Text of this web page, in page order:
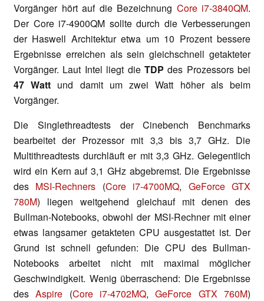
Vorgänger hört auf die Bezeichnung Core i7-3840QM.
Der Core i7-4900QM sollte durch die Verbesserungen
der Haswell Architektur etwa um 10 Prozent bessere
Ergebnisse erreichen als sein gleichschnell getakteter
Vorgänger. Laut Intel liegt die TDP des Prozessors bei
47 Watt und damit um zwei Watt höher als beim
Vorgänger.
Die Singlethreadtests der Cinebench Benchmarks
bearbeitet der Prozessor mit 3,3 bis 3,7 GHz. Die
Multithreadtests durchläuft er mit 3,3 GHz. Gelegentlich
wird ein Kern auf 3,1 GHz abgebremst. Die Ergebnisse
des MSI-Rechners (Core i7-4700MQ, GeForce GTX
780M) liegen weitgehend gleichauf mit denen des
Bullman-Notebooks, obwohl der MSI-Rechner mit einer
etwas langsamer getakteten CPU ausgestattet ist. Der
Grund ist schnell gefunden: Die CPU des Bullman-
Notebooks arbeitet nicht mit maximal möglicher
Geschwindigkeit. Wenig überraschend: Die Ergebnisse
desAspire (Core i7-4702MQ,GeForce GTX 760M)